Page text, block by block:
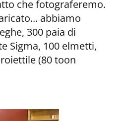
che fotograferemo.
abbiamo
300 paia di
Sigma, 100 elmetti,
(80 toon